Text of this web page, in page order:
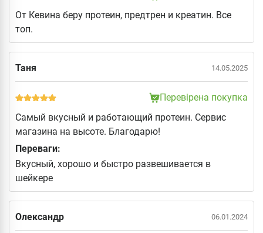
От Кевина беру протеин, предтрен и креатин. Все
топ.
Таня 14.05.2025
Перевірена покупка
Самый вкусный и работающий протеин. Сервис
магазина на высоте. Благодарю!
Переваги:
Вкусный, хорошо и быстро развешивается в
шейкере
Олександр 06.01.2024